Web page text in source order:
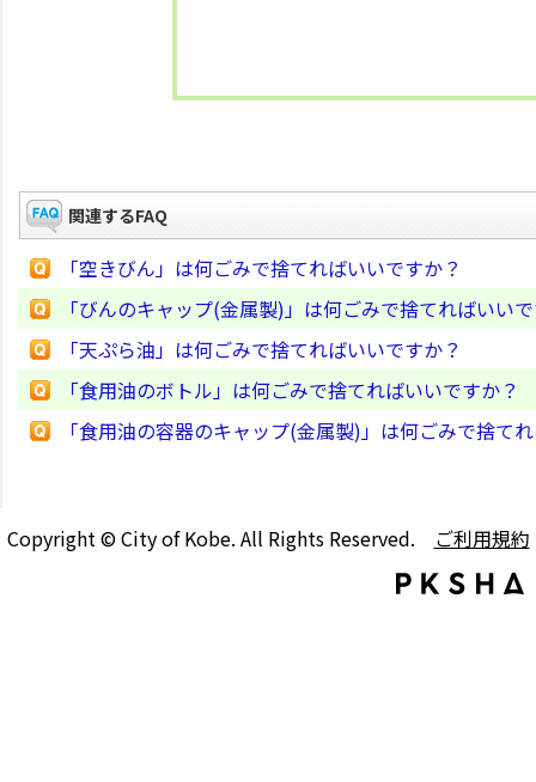
関連するFAQ
「空きびん」は何ごみで捨てればいいですか？
「びんのキャップ(金属製)」は何ごみで捨てればいい
「天ぷら油」は何ごみで捨てればいいですか？
「食用油のボトル」は何ごみで捨てればいいですか？
「食用油の容器のキャップ(金属製)」は何ごみで捨て
Copyright © City of Kobe. All Rights Reserved. ご利用規約